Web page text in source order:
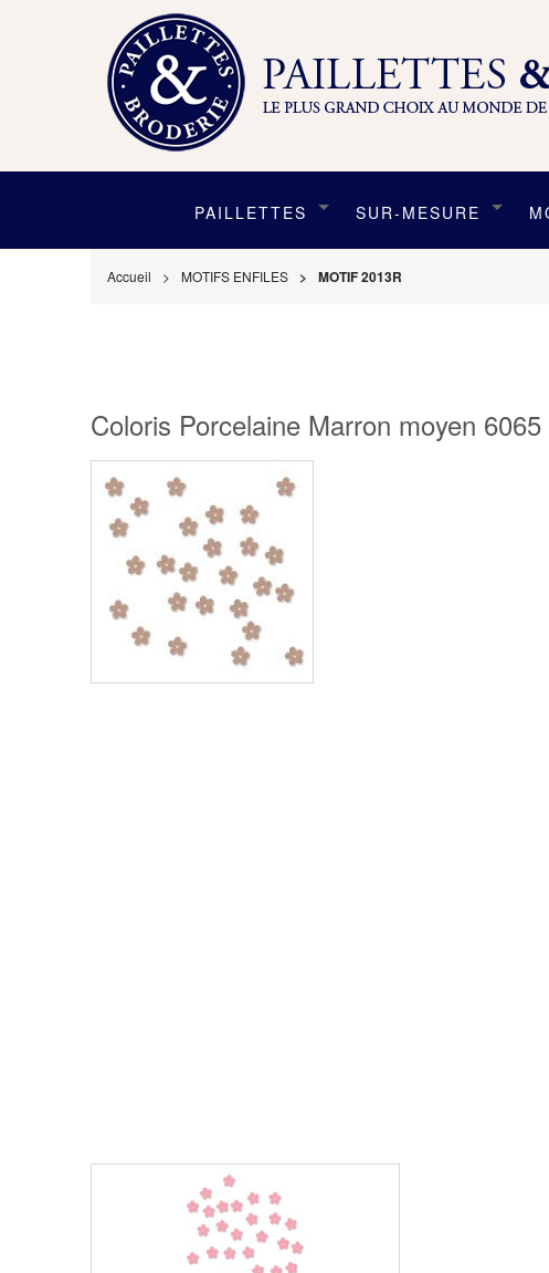
PAILLETTES SUR-MESURE
Accueil MOTIFS ENFILES MOTIF 2013R
Coloris Porcelaine Marron moyen 6065